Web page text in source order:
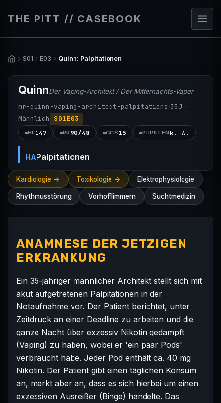
THE PITT // CASEBOOK
S01 E03 Quinn: Palpitationen
QuinnDer Vaping-Architekt / Der Mitternachts-Vaper
mr-quinn-vaping-architect-palpitations·35J. ·
Männlich S01E03
HF147 RR 90/48 GCS15 PUPILLEN k. A.
HAPalpitationen
Kardiologie -> Toxikologie -> Elektrophysiologie
Rhythmusstörung Vorhofflimmern Suchtmedizin
ANAMNESE DER JETZIGEN
ERKRANKUNG
Ein 35-jähriger männlicher Architekt stellt sich mit
akut aufgetretenen Palpitationen in der
Notaufnahme vor. Der Patient berichtet, unter
Zeitdruck an einer Deadline zu arbeiten und die
ganze Nacht über exzessiv Nikotin gedampft
(Vaping) zu haben, wobei er 'ein paar Pods'
verbraucht habe. Jeder Pod enthält ca. 40 mg
Nikotin. Der Patient gibt einen täglichen Konsum
an, merkt aber an, dass es sich hierbei um einen
exzessiven Ausreißer (Binge) handelte. Das